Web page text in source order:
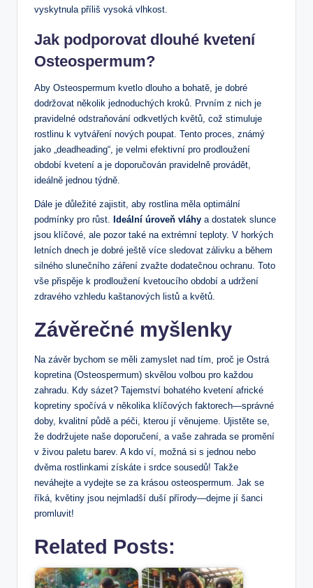
vyskytnula příliš vysoká vlhkost.
Jak podporovat dlouhé kvetení
Osteospermum?
Aby Osteospermum kvetlo dlouho a bohatě, je dobré
dodržovat několik jednoduchých kroků. Prvním z nich je
pravidelné odstraňování odkvetlých květů, což stimuluje
rostlinu k vytváření nových poupat. Tento proces, známý
jako „deadheading“, je velmi efektivní pro prodloužení
období kvetení a je doporučován pravidelně provádět,
ideálně jednou týdně.
Dále je důležité zajistit, aby rostlina měla optimální
podmínky pro růst. Ideální úroveň vláhy a dostatek slunce
jsou klíčové, ale pozor také na extrémní teploty. V horkých
letních dnech je dobré ještě více sledovat zálivku a během
silného slunečního záření zvažte dodatečnou ochranu. Toto
vše přispěje k prodloužení kvetoucího období a udržení
zdravého vzhledu kaštanových listů a květů.
Závěrečné myšlenky
Na závěr bychom se měli zamyslet nad tím, proč je Ostrá
kopretina (Osteospermum) skvělou volbou pro každou
zahradu. Kdy sázet? Tajemství bohatého kvetení africké
kopretiny spočívá v několika klíčových faktorech—správné
doby, kvalitní půdě a péči, kterou jí věnujeme. Ujistěte se,
že dodržujete naše doporučení, a vaše zahrada se promění
v živou paletu barev. A kdo ví, možná si s jednou nebo
dvěma rostlinkami získáte i srdce sousedů! Takže
neváhejte a vydejte se za krásou osteospermum. Jak se
říká, květiny jsou nejmladší duší přírody—dejme jí šanci
promluvit!
Related Posts: